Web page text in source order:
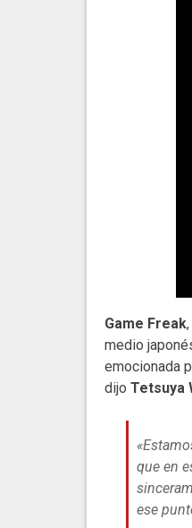
Game Freak
medio
emocionada
dijo Tetsuya
que en
ese